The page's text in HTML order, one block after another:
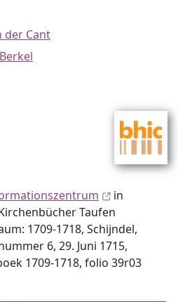
der Cant
in
Taufen
1709-1718, Schijndel,
6, 29. Juni 1715,
1709-1718, folio 39r03